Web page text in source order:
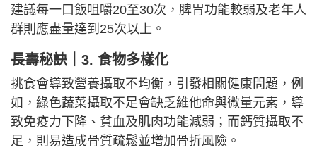
建議每一口飯咀嚼20至30次，脾胃功能較弱及老年人
群則應盡量達到25次以上。
長壽秘訣｜ 3. 食物多樣化
挑食會導致營養攝取不均衡，引發相關健康問題，例
如，綠色蔬菜攝取不足會缺乏維他命與微量元素，導
致免疫力下降、貧血及肌肉功能減弱；而鈣質攝取不
足，則易造成骨質疏鬆並增加骨折風險。